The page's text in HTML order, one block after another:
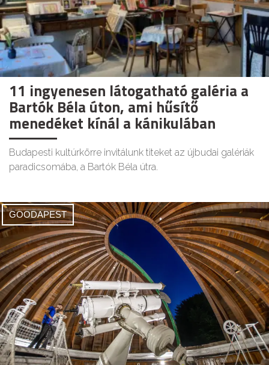
11 ingyenesen látogatható galéria a
Bartók Béla úton, ami hűsítő
menedéket kínál a kánikulában
Budapesti kultúrkörre invitálunk titeket az újbudai galériák
paradicsomába, a Bartók Béla útra.
GOODAPEST